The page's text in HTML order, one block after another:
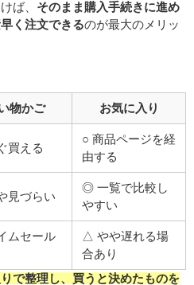
ば、 そのまま購入手続きに進め
く注文できるのが最大のメリッ
物かご お気に入り
買える
○ 商品ページを経
由する
見づらい
◎ 一覧で比較し
やすい
ムセール
△ やや遅れる場
合あり
で整理し、買うと決めたものを